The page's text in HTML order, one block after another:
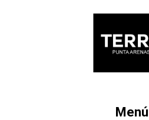
Menú